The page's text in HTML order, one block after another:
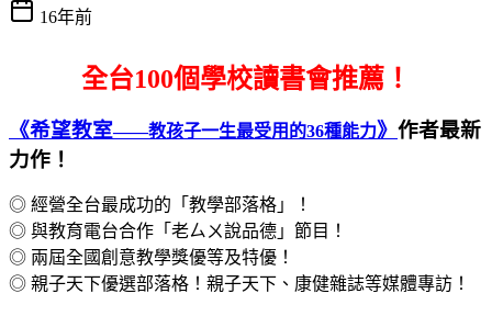
16年前
全台100個學校讀書會推薦！
《希望教室——教孩子一生最受用的36種能力》 作者最新
力作！
◎ 經營全台最成功的「教學部落格」！
◎ 與教育電台合作「老ㄙㄨ說品德」節目！
◎ 兩屆全國創意教學獎優等及特優！
◎ 親子天下優選部落格！親子天下、康健雜誌等媒體專訪！